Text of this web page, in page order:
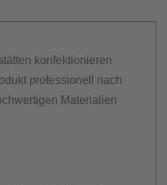
konfektionieren
professionell nach
Materialien